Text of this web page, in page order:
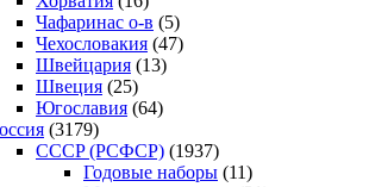
Чафаринас о-в (5)
Чехословакия (47)
Швейцария (13)
Швеция (25)
Югославия (64)
(3179)
CCCP (РСФСР) (1937)
Годовые наборы (11)